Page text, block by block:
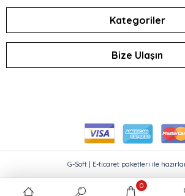
Kategoriler
Bize Ulaşın
0
G-Soft | E-ticaret paketleri ile